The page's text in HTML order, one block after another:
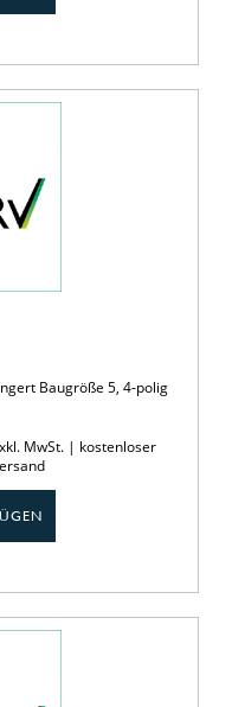
Baugröße 5, 4-polig
MwSt. | kostenloser